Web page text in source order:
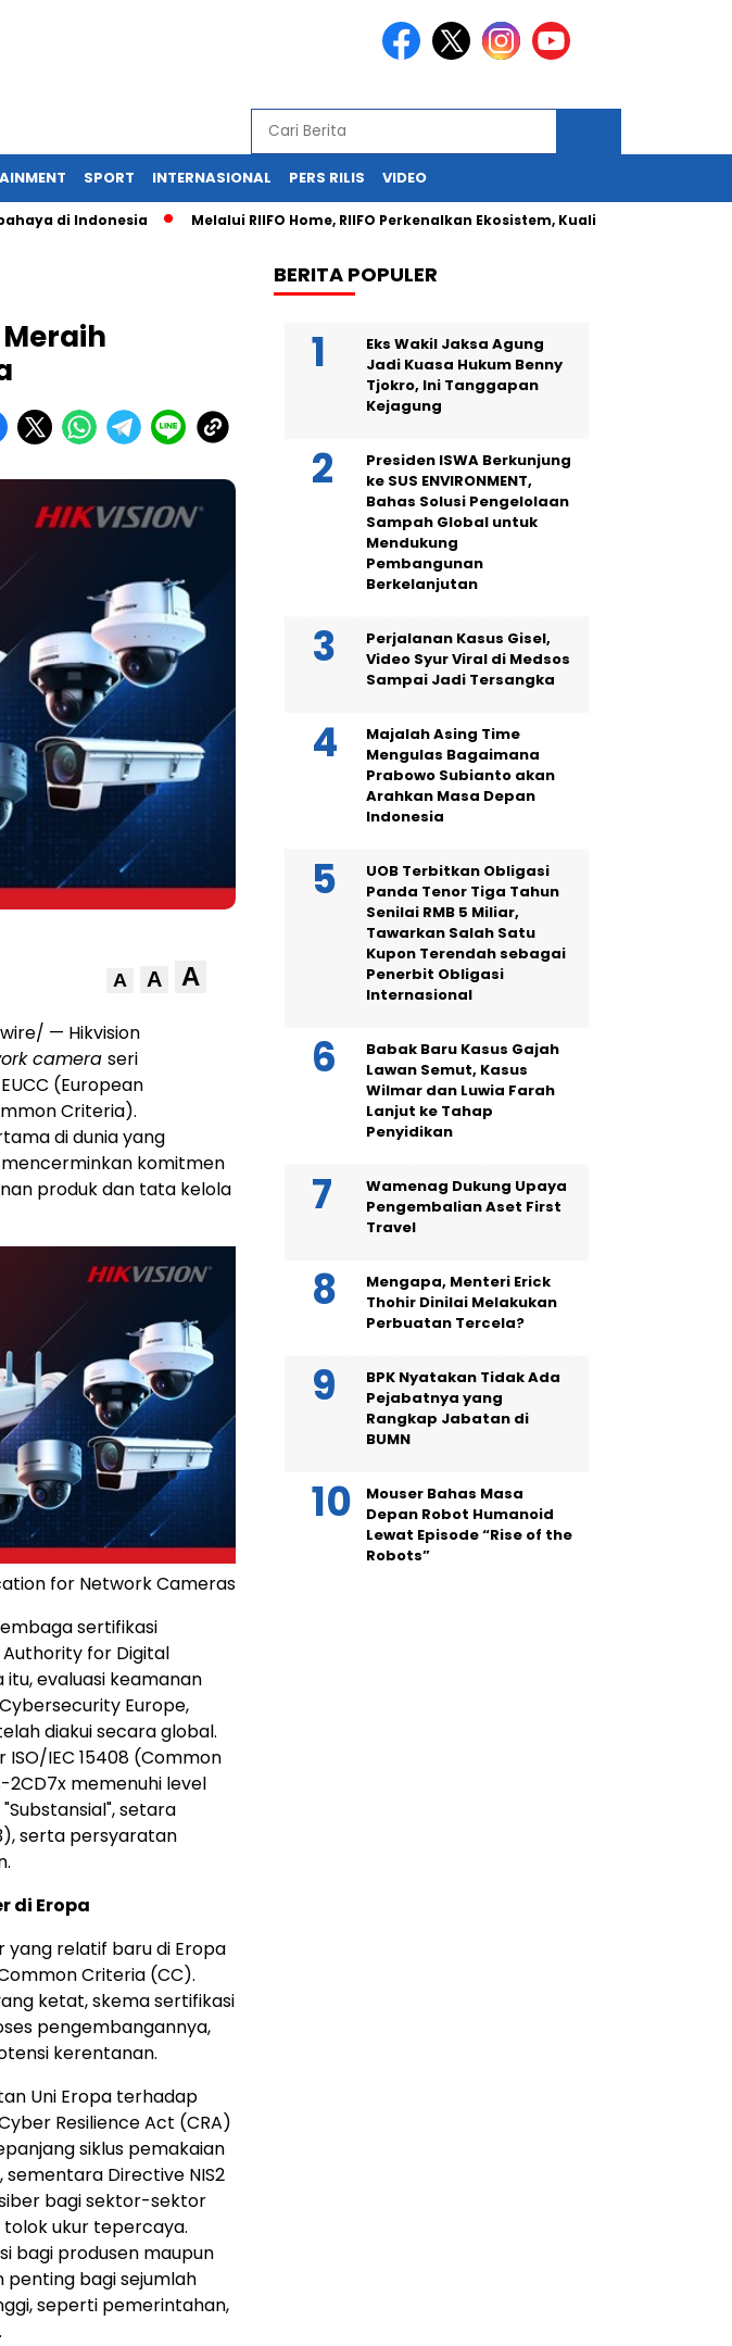
SPORT INTERNASIONAL PERS RILIS VIDEO
di Indonesia Melalui RIIFO Home, RIIFO Perkenalkan Ekosistem, Kualitas, dan Inovasi
A A A
— Hikvision
camera seri
(European
Criteria).
di dunia yang
komitmen
produk dan tata kelola
for Network Cameras
sertifikasi
for Digital
evaluasi keamanan
Europe,
diakui secara global.
IEC 15408 (Common
2CD7x memenuhi level
setara
serta persyaratan
di Eropa
yang relatif baru di Eropa
Criteria (CC).
ketat, skema sertifikasi
pengembangannya,
kerentanan.
Uni Eropa terhadap
Resilience Act (CRA)
siklus pemakaian
Directive NIS2
bagi sektor-sektor
tolok ukur tepercaya.
bagi produsen maupun
penting bagi sejumlah
seperti pemerintahan,
BERITA POPULER
Eks Wakil Jaksa Agung
Jadi Kuasa Hukum Benny
Tjokro, Ini Tanggapan
Kejagung
Presiden ISWA Berkunjung
ke SUS ENVIRONMENT,
Bahas Solusi Pengelolaan
Sampah Global untuk
Mendukung
Pembangunan
Berkelanjutan
Perjalanan Kasus Gisel,
Video Syur Viral di Medsos
Sampai Jadi Tersangka
Majalah Asing Time
Mengulas Bagaimana
Prabowo Subianto akan
Arahkan Masa Depan
Indonesia
UOB Terbitkan Obligasi
Panda Tenor Tiga Tahun
Senilai RMB 5 Miliar,
Tawarkan Salah Satu
Kupon Terendah sebagai
Penerbit Obligasi
Internasional
Babak Baru Kasus Gajah
Lawan Semut, Kasus
Wilmar dan Luwia Farah
Lanjut ke Tahap
Penyidikan
Wamenag Dukung Upaya
Pengembalian Aset First
Travel
Mengapa, Menteri Erick
Thohir Dinilai Melakukan
Perbuatan Tercela?
BPK Nyatakan Tidak Ada
Pejabatnya yang
Rangkap Jabatan di
BUMN
Mouser Bahas Masa
Depan Robot Humanoid
Lewat Episode “Rise of the
Robots”